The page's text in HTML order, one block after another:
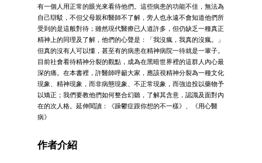
有一個人用正常的眼光來看待他們。這些病患的功能不佳，無法為
自己辯駁，不但父母親和醫師不了解，旁人也永遠不會知道他們所
受到的是這般對待；雖然現代醫療已人道許多，但仍缺乏一種真正
精神上的同理及了解，他們的心聲是：「我沒瘋，我真的沒瘋。」
但真的沒有人可以懂，甚至有的病患在精神病院一待就是一輩子。
目前社會看待精神分裂的觀點，成為在黑暗世界裡的這群人內心最
深的痛。在本書裡，許醫師呼籲大家，應該視精神分裂為一種文化
現象、精神現象，而非病態現象、不正常現象，而強迫投以藥物予
以矯正；我們要教他們如何整合幻聽，了解其含意，認識及面對內
在的次人格。延伸閱讀：《躁鬱症跟你想的不一樣》、《用心醫
病》
作者介紹